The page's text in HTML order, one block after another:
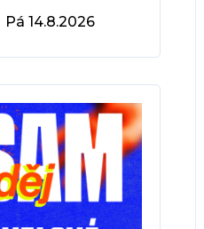
Pá 14.8.2026